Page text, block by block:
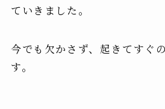
ていきました 。
今でも欠かさず、起きてすぐ
す。